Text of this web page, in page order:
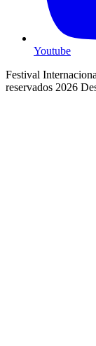
Youtube
Festival
reservados 2026